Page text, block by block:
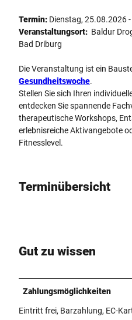
Termin: Dienstag, 25.08.2026
Veranstaltungsort: Baldur
Bad Driburg
Die Veranstaltung ist ein
Gesundheitswoche.
Stellen Sie sich Ihren
entdecken Sie spannende
therapeutische Workshops,
erlebnisreiche Aktivangebote
Fitnesslevel.
Terminübersicht
Gut zu wissen
Zahlungsmöglichkeiten
Eintritt frei, Barzahlung, EC-